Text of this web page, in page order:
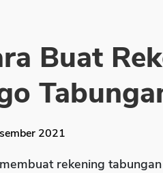
Buat
2021
rekening